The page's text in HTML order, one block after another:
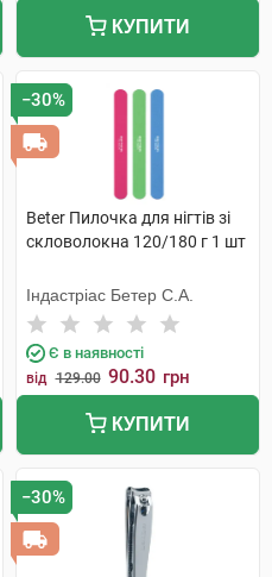
КУПИТИ
−30%
Beter Пилочка для нігтів зі
скловолокна 120/180 г 1 шт
Індастріас Бетер С.А.
Є в наявності
від 129.00 90.30 грн
КУПИТИ
−30%